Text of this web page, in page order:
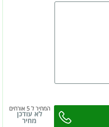
המחיר ל 5 אורחים
לא עודכן
מחיר